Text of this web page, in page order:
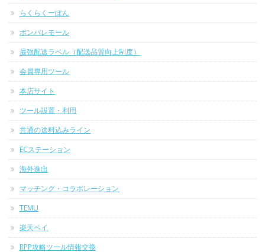
らくらくーぽん
ポンパレモール
最強配送ラベル（配送品質向上制度）
会員専用ツール
本店サイト
ツール設置・利用
共通の送料込みライン
ECステーション
海外進出
マッチング・コラボレーション
TEMU
楽天ペイ
RPP攻略ツール情報交換